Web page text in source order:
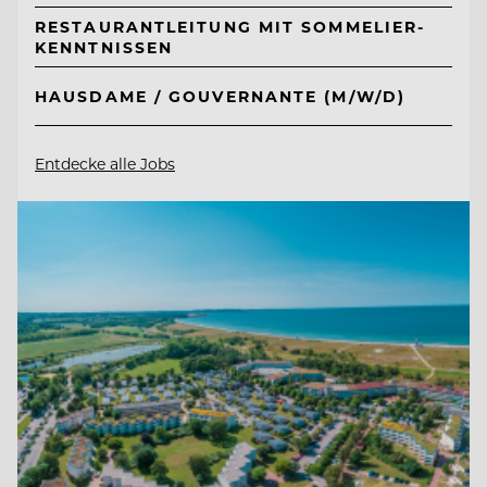
RESTAURANTLEITUNG MIT SOMMELIER-
KENNTNISSEN
HAUSDAME / GOUVERNANTE (M/W/D)
Entdecke alle Jobs